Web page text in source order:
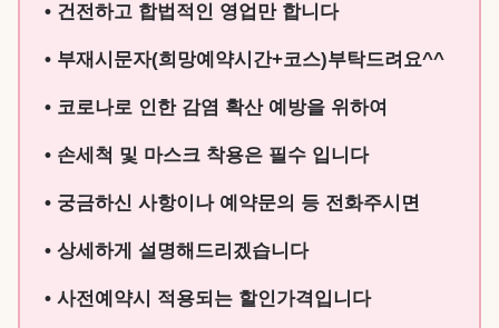
• 건전하고 합법적인 영업만 합니다
• 부재시문자(희망예약시간+코스)부탁드려요^^
• 코로나로 인한 감염 확산 예방을 위하여
• 손세척 및 마스크 착용은 필수 입니다
• 궁금하신 사항이나 예약문의 등 전화주시면
• 상세하게 설명해드리겠습니다
• 사전예약시 적용되는 할인가격입니다